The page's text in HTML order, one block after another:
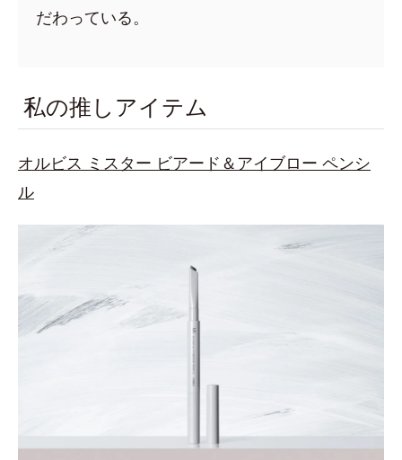
だわっている。
私の推しアイテム
オルビス ミスター ビアード＆アイブロー ペンシ
ル